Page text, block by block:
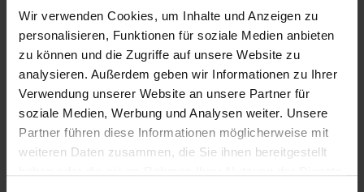
Wir verwenden Cookies, um Inhalte und Anzeigen zu
personalisieren, Funktionen für soziale Medien anbieten
zu können und die Zugriffe auf unsere Website zu
analysieren. Außerdem geben wir Informationen zu Ihrer
Verwendung unserer Website an unsere Partner für
soziale Medien, Werbung und Analysen weiter. Unsere
Partner führen diese Informationen möglicherweise mit
weiteren Daten zusammen, die Sie ihnen bereitgestellt